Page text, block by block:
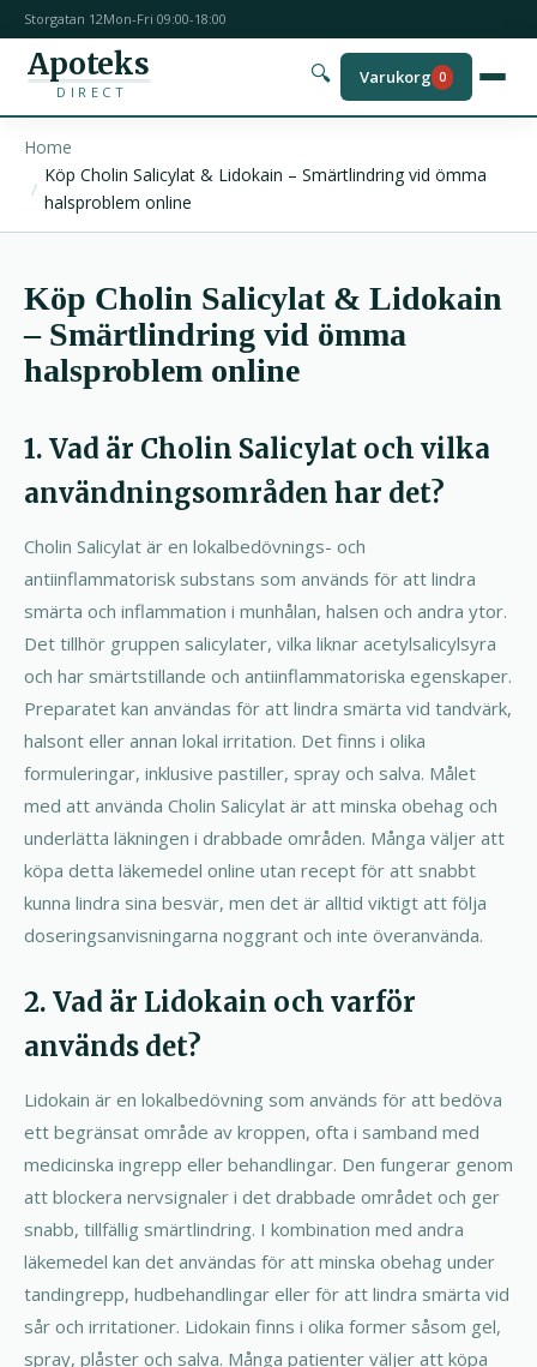
Storgatan 12Mon-Fri 09:00-18:00
Apoteks
DIRECT
🔍 Varukorg 0
Home
Köp Cholin Salicylat & Lidokain – Smärtlindring vid ömma
halsproblem online
Köp Cholin Salicylat & Lidokain
– Smärtlindring vid ömma
halsproblem online
1. Vad är Cholin Salicylat och vilka
användningsområden har det?
Cholin Salicylat är en lokalbedövnings- och
antiinflammatorisk substans som används för att lindra
smärta och inflammation i munhålan, halsen och andra ytor.
Det tillhör gruppen salicylater, vilka liknar acetylsalicylsyra
och har smärtstillande och antiinflammatoriska egenskaper.
Preparatet kan användas för att lindra smärta vid tandvärk,
halsont eller annan lokal irritation. Det finns i olika
formuleringar, inklusive pastiller, spray och salva. Målet
med att använda Cholin Salicylat är att minska obehag och
underlätta läkningen i drabbade områden. Många väljer att
köpa detta läkemedel online utan recept för att snabbt
kunna lindra sina besvär, men det är alltid viktigt att följa
doseringsanvisningarna noggrant och inte överanvända.
2. Vad är Lidokain och varför
används det?
Lidokain är en lokalbedövning som används för att bedöva
ett begränsat område av kroppen, ofta i samband med
medicinska ingrepp eller behandlingar. Den fungerar genom
att blockera nervsignaler i det drabbade området och ger
snabb, tillfällig smärtlindring. I kombination med andra
läkemedel kan det användas för att minska obehag under
tandingrepp, hudbehandlingar eller för att lindra smärta vid
sår och irritationer. Lidokain finns i olika former såsom gel,
spray, plåster och salva. Många patienter väljer att köpa